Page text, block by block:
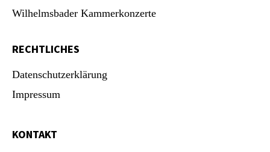
Wilhelmsbader Kammerkonzerte
RECHTLICHES
Datenschutzerklärung
Impressum
KONTAKT